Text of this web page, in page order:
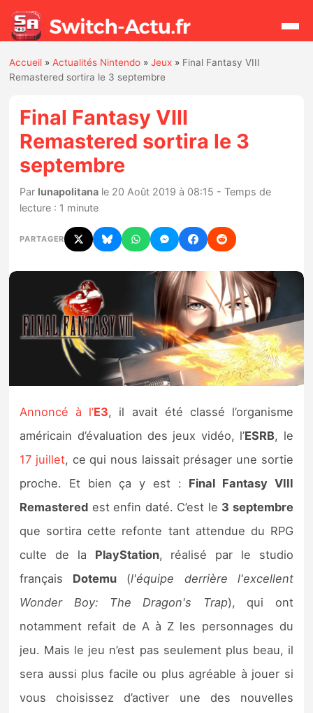
Actualités
Jeux
Hardware
Mises à jour
Chiffres de ventes
Rumeurs
Nintendo Direct
Tests et previews
Tests de jeux
Tests d’accessoires
Autres tests
Previews
Précommandes
Précommandes jeux Switch 2
Sorties de jeux
Bons plans
Accueil »Actualités Nintendo »Jeux » Final Fantasy VIII
Remastered sortira le 3 septembre
Final Fantasy VIII
Remastered sortira le 3
septembre
Par lunapolitana le 20 Août 2019 à 08:15 - Temps de
lecture : 1 minute
PARTAGER
Annoncé à l’E3, il avait été classé l’organisme
américain d’évaluation des jeux vidéo, l’ESRB, le
17 juillet, ce qui nous laissait présager une sortie
proche. Et bien ça y est : Final Fantasy VIII
Remastered est enfin daté. C’est le 3 septembre
que sortira cette refonte tant attendue du RPG
culte de la PlayStation, réalisé par le studio
français Dotemu (l'équipe derrière l'excellent
Wonder Boy: The Dragon's Trap), qui ont
notamment refait de A à Z les personnages du
jeu. Mais le jeu n’est pas seulement plus beau, il
sera aussi plus facile ou plus agréable à jouer si
vous choisissez d’activer une des nouvelles